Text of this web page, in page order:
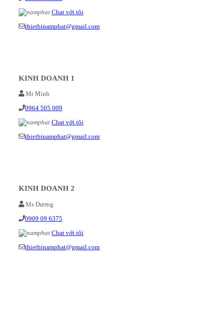
Chat với tôi
thietbinamphat@gmail.com
KINH DOANH 1
Mr Minh
0964 505 009
Chat với tôi
thietbinamphat@gmail.com
KINH DOANH 2
Ms Dương
0909 09 6375
Chat với tôi
thietbinamphat@gmail.com